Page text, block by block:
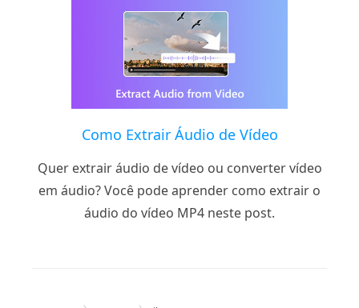
Como Extrair Áudio de Vídeo
Quer extrair áudio de vídeo ou converter vídeo
em áudio? Você pode aprender como extrair o
áudio do vídeo MP4 neste post.